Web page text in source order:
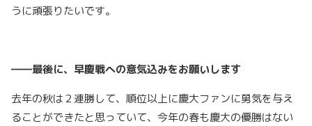
うに頑張りたいです。
――最後に、早慶戦への意気込みをお願いします
去年の秋は２連勝して、順位以上に慶大ファンに勇気を与え
ることができたと思っていて、今年の春も慶大の優勝はない